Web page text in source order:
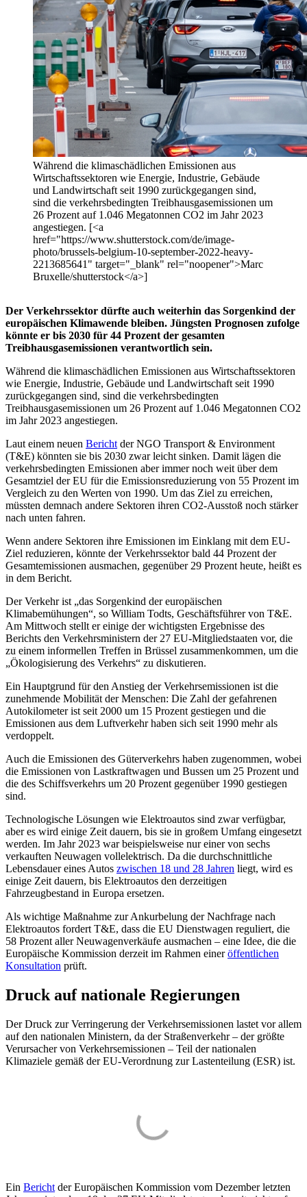
Während die klimaschädlichen Emissionen aus
Wirtschaftssektoren wie Energie, Industrie, Gebäude
und Landwirtschaft seit 1990 zurückgegangen sind,
sind die verkehrsbedingten Treibhausgasemissionen um
26 Prozent auf 1.046 Megatonnen CO2 im Jahr 2023
angestiegen. [<a
href="https://www.shutterstock.com/de/image-
photo/brussels-belgium-10-september-2022-heavy-
2213685641" target="_blank" rel="noopener">Marc
Bruxelle/shutterstock</a>]
Der Verkehrssektor dürfte auch weiterhin das Sorgenkind der
europäischen Klimawende bleiben. Jüngsten Prognosen zufolge
könnte er bis 2030 für 44 Prozent der gesamten
Treibhausgasemissionen verantwortlich sein.
Während die klimaschädlichen Emissionen aus Wirtschaftssektoren
wie Energie, Industrie, Gebäude und Landwirtschaft seit 1990
zurückgegangen sind, sind die verkehrsbedingten
Treibhausgasemissionen um 26 Prozent auf 1.046 Megatonnen CO2
im Jahr 2023 angestiegen.
Laut einem neuen Bericht der NGO Transport & Environment
(T&E) könnten sie bis 2030 zwar leicht sinken. Damit lägen die
verkehrsbedingten Emissionen aber immer noch weit über dem
Gesamtziel der EU für die Emissionsreduzierung von 55 Prozent im
Vergleich zu den Werten von 1990. Um das Ziel zu erreichen,
müssten demnach andere Sektoren ihren CO2-Ausstoß noch stärker
nach unten fahren.
Wenn andere Sektoren ihre Emissionen im Einklang mit dem EU-
Ziel reduzieren, könnte der Verkehrssektor bald 44 Prozent der
Gesamtemissionen ausmachen, gegenüber 29 Prozent heute, heißt es
in dem Bericht.
Der Verkehr ist „das Sorgenkind der europäischen
Klimabemühungen“, so William Todts, Geschäftsführer von T&E.
Am Mittwoch stellt er einige der wichtigsten Ergebnisse des
Berichts den Verkehrsministern der 27 EU-Mitgliedstaaten vor, die
zu einem informellen Treffen in Brüssel zusammenkommen, um die
„Ökologisierung des Verkehrs“ zu diskutieren.
Ein Hauptgrund für den Anstieg der Verkehrsemissionen ist die
zunehmende Mobilität der Menschen: Die Zahl der gefahrenen
Autokilometer ist seit 2000 um 15 Prozent gestiegen und die
Emissionen aus dem Luftverkehr haben sich seit 1990 mehr als
verdoppelt.
Auch die Emissionen des Güterverkehrs haben zugenommen, wobei
die Emissionen von Lastkraftwagen und Bussen um 25 Prozent und
die des Schiffsverkehrs um 20 Prozent gegenüber 1990 gestiegen
sind.
Technologische Lösungen wie Elektroautos sind zwar verfügbar,
aber es wird einige Zeit dauern, bis sie in großem Umfang eingesetzt
werden. Im Jahr 2023 war beispielsweise nur einer von sechs
verkauften Neuwagen vollelektrisch. Da die durchschnittliche
Lebensdauer eines Autos zwischen 18 und 28 Jahren liegt, wird es
einige Zeit dauern, bis Elektroautos den derzeitigen
Fahrzeugbestand in Europa ersetzen.
Als wichtige Maßnahme zur Ankurbelung der Nachfrage nach
Elektroautos fordert T&E, dass die EU Dienstwagen reguliert, die
58 Prozent aller Neuwagenverkäufe ausmachen – eine Idee, die die
Europäische Kommission derzeit im Rahmen eineröffentlichen
Konsultation prüft.
Druck auf nationale Regierungen
Der Druck zur Verringerung der Verkehrsemissionen lastet vor allem
auf den nationalen Ministern, da der Straßenverkehr – der größte
Verursacher von Verkehrsemissionen – Teil der nationalen
Klimaziele gemäß der EU-Verordnung zur Lastenteilung (ESR) ist.
Ein Bericht der Europäischen Kommission vom Dezember letzten